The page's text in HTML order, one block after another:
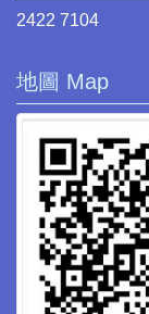
2422 7104
地圖 Map